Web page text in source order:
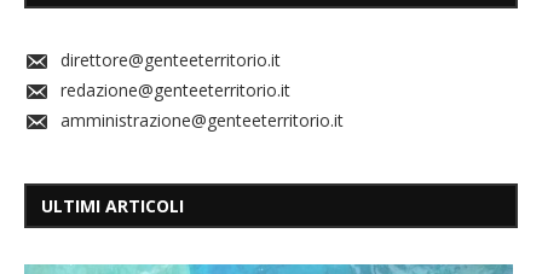
direttore@genteeterritorio.it
redazione@genteeterritorio.it
amministrazione@genteeterritorio.it
ULTIMI ARTICOLI